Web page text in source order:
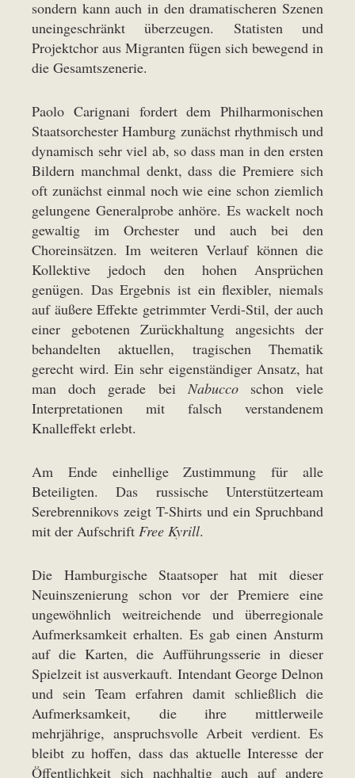
sondern kann auch in den dramatischeren Szenen
uneingeschränkt überzeugen. Statisten und
Projektchor aus Migranten fügen sich bewegend in
die Gesamtszenerie.
Paolo Carignani fordert dem Philharmonischen
Staatsorchester Hamburg zunächst rhythmisch und
dynamisch sehr viel ab, so dass man in den ersten
Bildern manchmal denkt, dass die Premiere sich
oft zunächst einmal noch wie eine schon ziemlich
gelungene Generalprobe anhöre. Es wackelt noch
gewaltig im Orchester und auch bei den
Choreinsätzen. Im weiteren Verlauf können die
Kollektive jedoch den hohen Ansprüchen
genügen. Das Ergebnis ist ein flexibler, niemals
auf äußere Effekte getrimmter Verdi-Stil, der auch
einer gebotenen Zurückhaltung angesichts der
behandelten aktuellen, tragischen Thematik
gerecht wird. Ein sehr eigenständiger Ansatz, hat
man doch gerade bei Nabuccoschon viele
Interpretationen mit falsch verstandenem
Knalleffekt erlebt.
Am Ende einhellige Zustimmung für alle
Beteiligten. Das russische Unterstützerteam
Serebrennikovs zeigt T-Shirts und ein Spruchband
mit der Aufschrift Free Kyrill.
Die Hamburgische Staatsoper hat mit dieser
Neuinszenierung schon vor der Premiere eine
ungewöhnlich weitreichende und überregionale
Aufmerksamkeit erhalten. Es gab einen Ansturm
auf die Karten, die Aufführungsserie in dieser
Spielzeit ist ausverkauft. Intendant George Delnon
und sein Team erfahren damit schließlich die
Aufmerksamkeit, die ihre mittlerweile
mehrjährige, anspruchsvolle Arbeit verdient. Es
bleibt zu hoffen, dass das aktuelle Interesse der
Öffentlichkeit sich nachhaltig auch auf andere